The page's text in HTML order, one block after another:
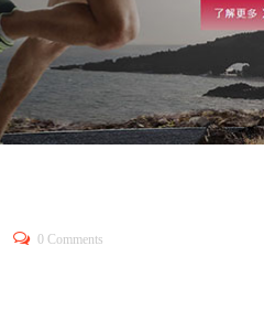
0 Comments